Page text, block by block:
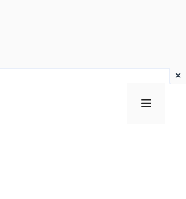
MENU